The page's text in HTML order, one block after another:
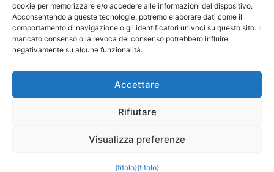
cookie per memorizzare e/o accedere alle informazioni del dispositivo.
Acconsentendo a queste tecnologie, potremo elaborare dati come il
comportamento di navigazione o gli identificatori univoci su questo sito. Il
mancato consenso o la revoca del consenso potrebbero influire
negativamente su alcune funzionalità.
Accettare
Rifiutare
Visualizza preferenze
{titolo}{titolo}
I nostri giochi Note legali
politica sulla riservatezza